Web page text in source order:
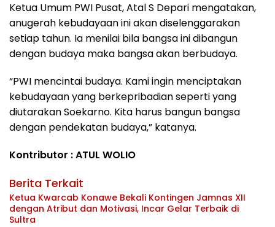
Ketua Umum PWI Pusat, Atal S Depari mengatakan,
anugerah kebudayaan ini akan diselenggarakan
setiap tahun. Ia menilai bila bangsa ini dibangun
dengan budaya maka bangsa akan berbudaya.
“PWI mencintai budaya. Kami ingin menciptakan
kebudayaan yang berkepribadian seperti yang
diutarakan Soekarno. Kita harus bangun bangsa
dengan pendekatan budaya,” katanya.
Kontributor : ATUL WOLIO
Berita Terkait
Ketua Kwarcab Konawe Bekali Kontingen Jamnas XII
dengan Atribut dan Motivasi, Incar Gelar Terbaik di
Sultra